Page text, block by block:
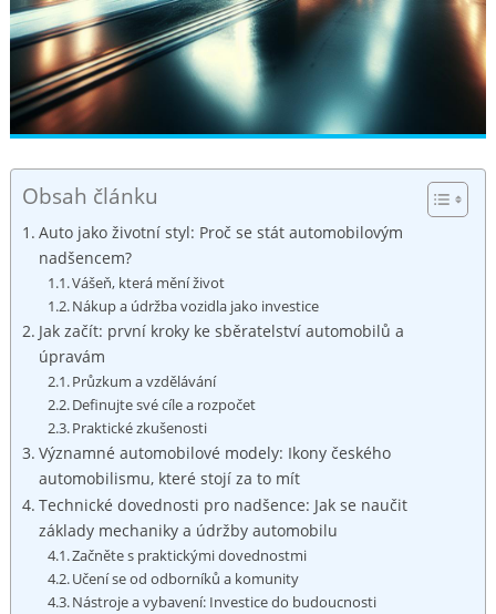
Obsah článku
Auto jako životní styl: Proč se stát automobilovým
nadšencem?
Vášeň, která mění život
Nákup a údržba vozidla jako investice
Jak začít: první kroky ke sběratelství automobilů a
úpravám
Průzkum a vzdělávání
Definujte své cíle a rozpočet
Praktické zkušenosti
Významné automobilové modely: Ikony českého
automobilismu, které stojí za to mít
Technické dovednosti pro nadšence: Jak se naučit
základy mechaniky a údržby automobilu
Začněte s praktickými dovednostmi
Učení se od odborníků a komunity
Nástroje a vybavení: Investice do budoucnosti